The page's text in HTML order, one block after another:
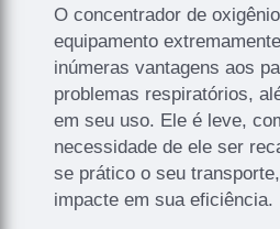
O concentrador de
equipamento
inúmeras vantagens aos
problemas respiratórios,
em seu uso. Ele é leve,
necessidade de ele ser
se prático o seu
impacte em sua eficiência.